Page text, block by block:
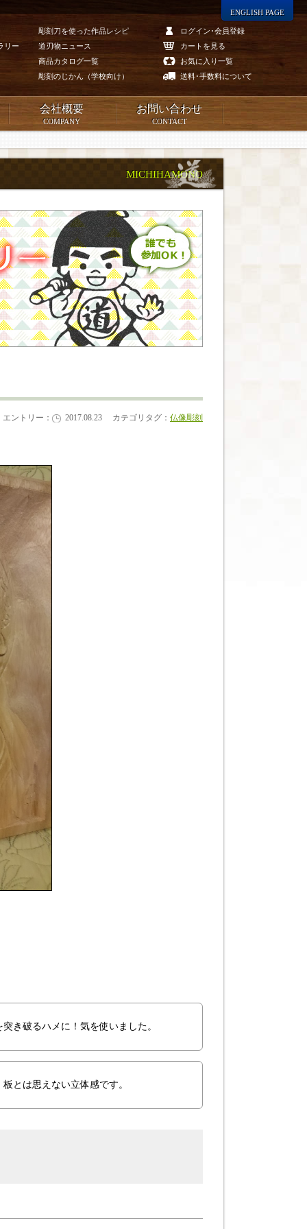
リー
彫刻刀を使った作品レシピ
道刃物ニュース
商品カタログ一覧
彫刻のじかん（学校向け）
ログイン･会員登録
カートを見る
お気に入り一覧
送料･手数料について
ENGLISH PAGE
会社概要
COMPANY
お問い合わせ
CONTACT
MICHIHAMONO
エントリー： 2017.08.23 カテゴリタグ： 仏像彫刻
き破るハメに！気を使いました。
とは思えない立体感です。